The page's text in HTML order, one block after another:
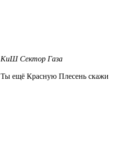
КиШ Сектор Газа
Ты ещё Красную Плесень скажи